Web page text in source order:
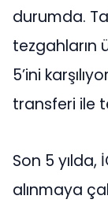
durumda.
tezgahların
5’ini
transferi ile
Son 5 yılda,
alınmaya